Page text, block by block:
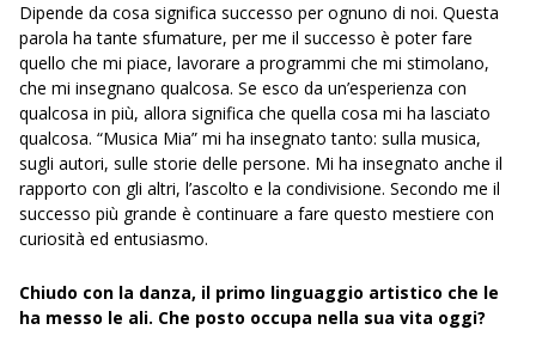
Dipende da cosa significa successo per ognuno di noi. Questa
parola ha tante sfumature, per me il successo è poter fare
quello che mi piace, lavorare a programmi che mi stimolano,
che mi insegnano qualcosa. Se esco da un’esperienza con
qualcosa in più, allora significa che quella cosa mi ha lasciato
qualcosa. “Musica Mia” mi ha insegnato tanto: sulla musica,
sugli autori, sulle storie delle persone. Mi ha insegnato anche il
rapporto con gli altri, l’ascolto e la condivisione. Secondo me il
successo più grande è continuare a fare questo mestiere con
curiosità ed entusiasmo.
Chiudo con la danza, il primo linguaggio artistico che le
ha messo le ali. Che posto occupa nella sua vita oggi?